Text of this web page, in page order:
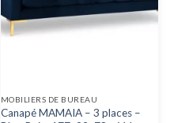
MOBILIERS DE BUREAU
Canapé MAMAIA – 3 places –